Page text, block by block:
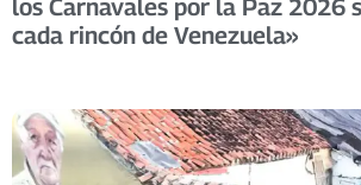
los Carnavales por la Paz 2026
cada rincón de Venezuela»